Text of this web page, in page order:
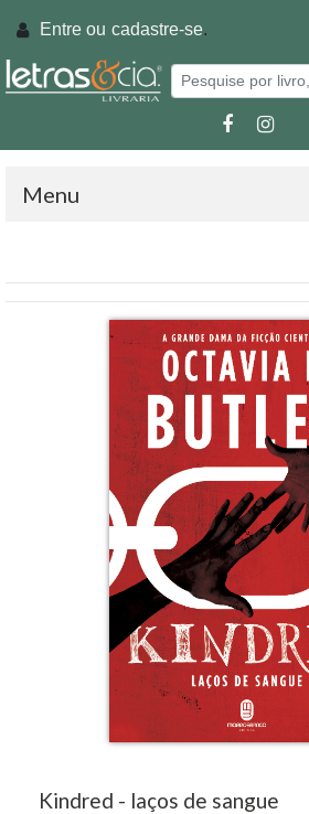
Entre ou cadastre-se.
Menu
Kindred - laços de sangue